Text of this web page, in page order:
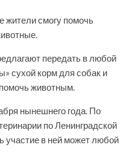
жители смогу помочь
передать в любой
сухой корм для собак и
животным.
нынешнего года. По
по Ленинградской
участие в ней может любой